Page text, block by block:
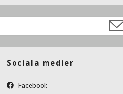
Sociala medier
Facebook